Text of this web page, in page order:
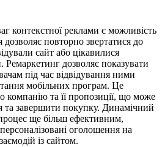
контекстної реклами є можливість
повторно звертатися до
сайт або цікавилися
дозволяє показувати
під час відвідування ними
мобільних програм. Це
компанію та її пропозиції, що може
та завершити покупку. Динамічний
ще більш ефективним,
оголошення на
із сайтом.